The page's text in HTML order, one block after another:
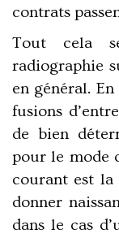
contrats
Tout cela
radiographie
en général.
fusions
de bien
pour le mode
courant est la
donner
dans le cas